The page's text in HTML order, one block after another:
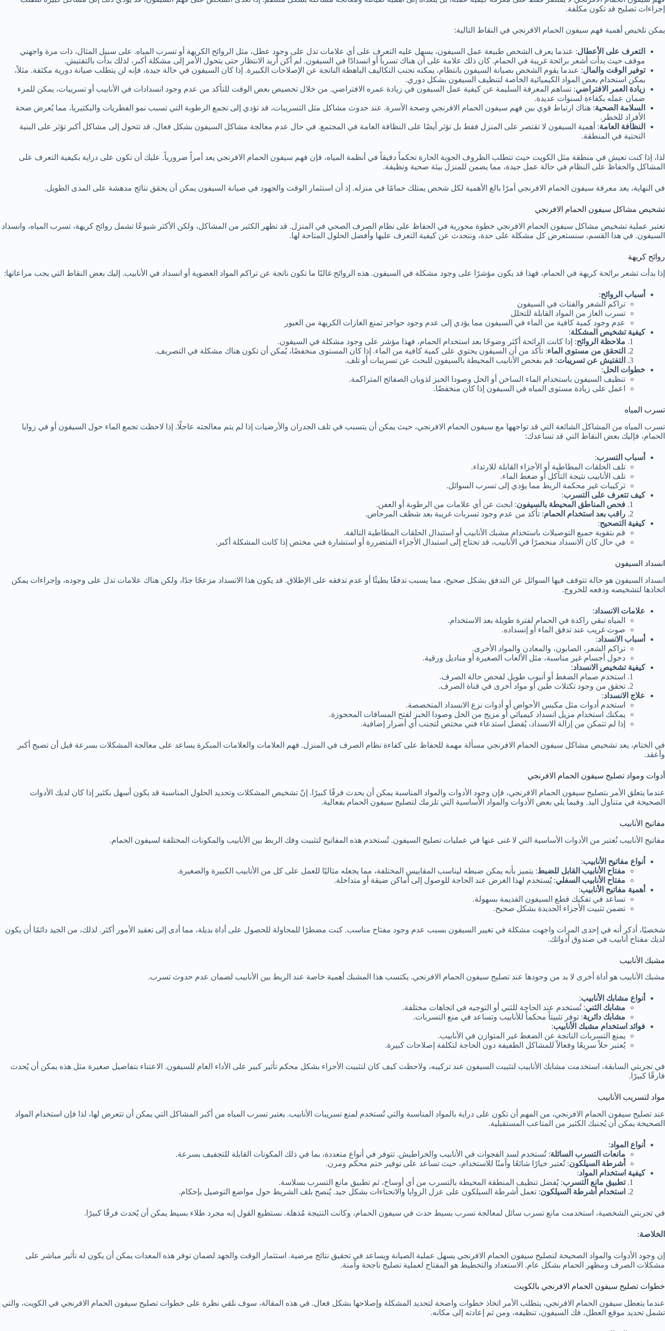
إجراءات تصليح قد تكون مكلفة.
يمكن تلخيص أهمية فهم سيفون الحمام الافرنجي في النقاط التالية:
التعرف على الأعطال: عندما يعرف الشخص طبيعة عمل السيفون، يسهل عليه التعرف على أي علامات تدل على وجود عطل، مثل الروائح الكريهة أو تسرب المياه. على سبيل المثال، ذات مرة واجهني
موقف حيث بدأت أشعر برائحة غريبة في الحمام. كان ذلك علامة على أن هناك تسرباً أو انسدادًا في السيفون. لم أكن أريد الانتظار حتى يتحول الأمر إلى مشكلة أكبر، لذلك بدأت بالتفتيش.
توفير الوقت والمال: عندما يقوم الشخص بصيانة السيفون بانتظام، يمكنه تجنب التكاليف الباهظة الناتجة عن الإصلاحات الكبيرة. إذا كان السيفون في حالة جيدة، فإنه لن يتطلب صيانة دورية مكثفة. مثلاً،
يمكن استخدام بعض المواد الكيميائية الخاصة لتنظيف السيفون بشكل دوري.
زيادة العمر الافتراضي: تساهم المعرفة السليمة عن كيفية عمل السيفون في زيادة عمره الافتراضي. من خلال تخصيص بعض الوقت للتأكد من عدم وجود انسدادات في الأنابيب أو تسريبات، يمكن للمرء
ضمان عمله بكفاءة لسنوات عديدة.
السلامة الصحية: هناك ارتباط قوي بين فهم سيفون الحمام الافرنجي وصحة الأسرة. عند حدوث مشاكل مثل التسريبات، قد تؤدي إلى تجمع الرطوبة التي تسبب نمو الفطريات والبكتيريا، مما يُعرض صحة
الأفراد للخطر.
النظافة العامة: أهمية السيفون لا تقتصر على المنزل فقط بل تؤثر أيضًا على النظافة العامة في المجتمع. في حال عدم معالجة مشاكل السيفون بشكل فعال، قد تتحول إلى مشاكل أكبر تؤثر على البنية
التحتية في المنطقة.
لذا، إذا كنت تعيش في منطقة مثل الكويت حيث تتطلب الظروف الجوية الحارة تحكماً دقيقاً في أنظمة المياه، فإن فهم سيفون الحمام الافرنجي يعد أمراً ضرورياً. عليك أن تكون على دراية بكيفية التعرف على
المشاكل والحفاظ على النظام في حالة عمل جيدة، مما يضمن للمنزل بيئة صحية ونظيفة.
في النهاية، يعد معرفة سيفون الحمام الافرنجي أمرًا بالغ الأهمية لكل شخص يمتلك حمامًا في منزله. إذ أن استثمار الوقت والجهود في صيانة السيفون يمكن أن يحقق نتائج مدهشة على المدى الطويل.
تشخيص مشاكل سيفون الحمام الافرنجي
تعتبر عملية تشخيص مشاكل سيفون الحمام الافرنجي خطوة محورية في الحفاظ على نظام الصرف الصحي في المنزل. قد تظهر الكثير من المشاكل، ولكن الأكثر شيوعًا تشمل روائح كريهة، تسرب المياه، وانسداد
السيفون. في هذا القسم، سنستعرض كل مشكلة على حدة، ونتحدث عن كيفية التعرف عليها وأفضل الحلول المتاحة لها.
روائح كريهة
إذا بدأت تشعر برائحة كريهة في الحمام، فهذا قد يكون مؤشرًا على وجود مشكلة في السيفون. هذه الروائح غالبًا ما تكون ناتجة عن تراكم المواد العضوية أو انسداد في الأنابيب. إليك بعض النقاط التي يجب مراعاتها:
أسباب الروائح:
تراكم الشعر والفتات في السيفون
تسرب الغاز من المواد القابلة للتحلل
عدم وجود كمية كافية من الماء في السيفون مما يؤدي إلى عدم وجود حواجز تمنع الغازات الكريهة من العبور
كيفية تشخيص المشكلة:
ملاحظة الروائح: إذا كانت الرائحة أكثر وضوحًا بعد استخدام الحمام، فهذا مؤشر على وجود مشكلة في السيفون.
التحقق من مستوى الماء: تأكد من أن السيفون يحتوي على كمية كافية من الماء. إذا كان المستوى منخفضًا، يُمكن أن تكون هناك مشكلة في التصريف.
التفتيش عن تسريبات: قم بفحص الأنابيب المحيطة بالسيفون للبحث عن تسريبات أو تلف.
خطوات الحل:
تنظيف السيفون باستخدام الماء الساخن أو الخل وصودا الخبز لذوبان الصفائح المتراكمة.
اعمل على زيادة مستوى المياه في السيفون إذا كان منخفضًا.
تسرب المياه
تسرب المياه من المشاكل الشائعة التي قد تواجهها مع سيفون الحمام الافرنجي، حيث يمكن أن يتسبب في تلف الجدران والأرضيات إذا لم يتم معالجته عاجلًا. إذا لاحظت تجمع الماء حول السيفون أو في زوايا
الحمام، فإليك بعض النقاط التي قد تساعدك:
أسباب التسرب:
تلف الحلقات المطاطية أو الأجزاء القابلة للارتداء.
تلف الأنابيب نتيجة التآكل أو ضغط الماء.
تركيبات غير محكمة الربط مما يؤدي إلى تسرب السوائل.
كيف تتعرف على التسرب:
فحص المناطق المحيطة بالسيفون: ابحث عن أي علامات من الرطوبة أو العفن.
راقب بعد استخدام الحمام: تأكد من عدم وجود تسربات غريبة بعد شطف المرحاض.
كيفية التصحيح:
قم بتقوية جميع التوصيلات باستخدام مشبك الأنابيب أو استبدال الحلقات المطاطية التالفة.
في حال كان الانسداد منحصرًا في الأنابيب، قد تحتاج إلى استبدال الأجزاء المتضررة أو استشارة فني مختص إذا كانت المشكلة أكبر.
انسداد السيفون
انسداد السيفون هو حالة تتوقف فيها السوائل عن التدفق بشكل صحيح، مما يسبب تدفقًا بطيئًا أو عدم تدفقه على الإطلاق. قد يكون هذا الانسداد مزعجًا جدًا، ولكن هناك علامات تدل على وجوده، وإجراءات يمكن
اتخاذها لتشخيصه ودفعه للخروج.
علامات الانسداد:
المياه تبقي راكدة في الحمام لفترة طويلة بعد الاستخدام.
صوت غريب عند تدفق الماء أو إنسداده.
أسباب الانسداد:
تراكم الشعر، الصابون، والمعادن والمواد الأخرى.
دخول أجسام غير مناسبة، مثل الألعاب الصغيرة أو مناديل ورقية.
كيفية تشخيص الانسداد:
استخدم صمام الضغط أو أنبوب طويل لفحص حالة الصرف.
تحقق من وجود تكتلات طين أو مواد أخرى في قناة الصرف.
علاج الانسداد:
استخدم أدوات مثل مكبس الأحواض أو أدوات نزع الانسداد المتخصصة.
يمكنك استخدام مزيل انسداد كيميائي أو مزيج من الخل وصودا الخبز لفتح المسافات المحجوزة.
إذا لم تتمكن من إزالة الانسداد، يُفضل استدعاء فني مختص لتجنب أي أضرار إضافية.
في الختام، يعد تشخيص مشاكل سيفون الحمام الافرنجي مسألة مهمة للحفاظ على كفاءة نظام الصرف في المنزل. فهم العلامات والعلامات المبكرة يساعد على معالجة المشكلات بسرعة قبل أن تصبح أكبر
وأعقد.
أدوات ومواد تصليح سيفون الحمام الافرنجي
عندما يتعلق الأمر بتصليح سيفون الحمام الافرنجي، فإن وجود الأدوات والمواد المناسبة يمكن أن يحدث فرقًا كبيرًا. إنّ تشخيص المشكلات وتحديد الحلول المناسبة قد يكون أسهل بكثير إذا كان لديك الأدوات
الصحيحة في متناول اليد. وفيما يلي بعض الأدوات والمواد الأساسية التي تلزمك لتصليح سيفون الحمام بفعالية.
مفاتيح الأنابيب
مفاتيح الأنابيب تُعتبر من الأدوات الأساسية التي لا غنى عنها في عمليات تصليح السيفون. تُستخدم هذه المفاتيح لتثبيت وفك الربط بين الأنابيب والمكونات المختلفة لسيفون الحمام.
أنواع مفاتيح الأنابيب:
مفتاح الأنابيب القابل للضبط: يتميز بأنه يمكن ضبطه ليناسب المقاييس المختلفة، مما يجعله مثاليًا للعمل على كل من الأنابيب الكبيرة والصغيرة.
مفتاح الأنابيب السفلي: يُستخدم لهذا الغرض عند الحاجة للوصول إلى أماكن ضيقة أو متداخلة.
أهمية مفاتيح الأنابيب:
تساعد في تفكيك قطع السيفون القديمة بسهولة.
تضمن تثبيت الأجزاء الجديدة بشكل صحيح.
شخصيًا، أذكر أنه في إحدى المرات واجهت مشكلة في تغيير السيفون بسبب عدم وجود مفتاح مناسب. كنت مضطرًا للمحاولة للحصول على أداة بديلة، مما أدى إلى تعقيد الأمور أكثر. لذلك، من الجيد دائمًا أن يكون
لديك مفتاح أنابيب في صندوق أدواتك.
مشبك الأنابيب
مشبك الأنابيب هو أداة أخرى لا بد من وجودها عند تصليح سيفون الحمام الافرنجي. يكتسب هذا المشبك أهمية خاصة عند الربط بين الأنابيب لضمان عدم حدوث تسرب.
أنواع مشابك الأنابيب:
مشابك الثني: تُستخدم عند الحاجة للثني أو التوجيه في اتجاهات مختلفة.
مشابك دائرية: توفر تثبيتاً محكماً للأنابيب وتساعد في منع التسربات.
فوائد استخدام مشبك الأنابيب:
يمنع التسربات الناتجة عن الضغط غير المتوازن في الأنابيب.
يُعتبر حلاً سريعًا وفعالاً للمشاكل الطفيفة دون الحاجة لتكلفة إصلاحات كبيرة.
في تجربتي السابقة، استخدمت مشابك الأنابيب لتثبيت السيفون عند تركيبه، ولاحظت كيف كان لتثبيت الأجزاء بشكل محكم تأثير كبير على الأداء العام للسيفون. الاعتناء بتفاصيل صغيرة مثل هذه يمكن أن يُحدث
فارقًا كبيرًا.
مواد لتسريب الأنابيب
عند تصليح سيفون الحمام الافرنجي، من المهم أن تكون على دراية بالمواد المناسبة والتي تُستخدم لمنع تسريبات الأنابيب. يعتبر تسرب المياه من أكبر المشاكل التي يمكن أن تتعرض لها، لذا فإن استخدام المواد
الصحيحة يمكن أن يُجنبك الكثير من المتاعب المستقبلية.
أنواع المواد:
مانعات التسرب السائلة: تُستخدم لسد الفجوات في الأنابيب والخراطيش. تتوفر في أنواع متعددة، بما في ذلك المكونات القابلة للتجفيف بسرعة.
أشرطة السيلكون: تُعتبر خيارًا شائعًا وآمنًا للاستخدام، حيث تساعد على توفير ختم محكم ومرن.
كيفية استخدام المواد:
تطبيق مانع التسرب: يُفضل تنظيف المنطقة المحيطة بالتسرب من أي أوساخ، ثم تطبيق مانع التسرب بسلاسة.
استخدام أشرطة السيلكون: تعمل أشرطة السيلكون على عزل الزوايا والانحناءات بشكل جيد. يُنصح بلف الشريط حول مواضع التوصيل بإحكام.
في تجربتي الشخصية، استخدمت مانع تسرب سائل لمعالجة تسرب بسيط حدث في سيفون الحمام، وكانت النتيجة مُذهلة. نستطيع القول إنه مجرد طلاء بسيط يمكن أن يُحدث فرقًا كبيرًا.
الخلاصة:
إن وجود الأدوات والمواد الصحيحة لتصليح سيفون الحمام الافرنجي يسهل عملية الصيانة ويساعد في تحقيق نتائج مرضية. استثمار الوقت والجهد لضمان توفر هذه المعدات يمكن أن يكون له تأثير مباشر على
مشكلات الصرف ومظهر الحمام بشكل عام. الاستعداد والتخطيط هو المفتاح لعملية تصليح ناجحة وآمنة.
خطوات تصليح سيفون الحمام الافرنجي بالكويت
عندما يتعطل سيفون الحمام الافرنجي، يتطلب الأمر اتخاذ خطوات واضحة لتحديد المشكلة وإصلاحها بشكل فعال. في هذه المقالة، سوف نلقي نظرة على خطوات تصليح سيفون الحمام الافرنجي في الكويت، والتي
تشمل تحديد موقع العطل، فك السيفون، تنظيفه، ومن ثم إعادته إلى مكانه.